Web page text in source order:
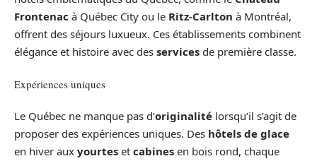
Frontenac à Québec City ou le Ritz-Carlton à Montréal,
offrent des séjours luxueux. Ces établissements combinent
élégance et histoire avec des services de première classe.
Expériences uniques
Le Québec ne manque pas d’originalité lorsqu’il s’agit de
proposer des expériences uniques. Des hôtels de glace
en hiver aux yourtes et cabines en bois rond, chaque